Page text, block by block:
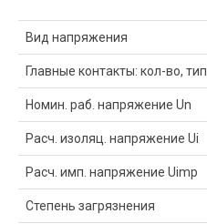
Вид напряжения
Главные контакты: кол-во, тип
Номин. раб. напряжение Un
Расч. изоляц. напряжение Ui
Расч. имп. напряжение Uimp
Степень загрязнения